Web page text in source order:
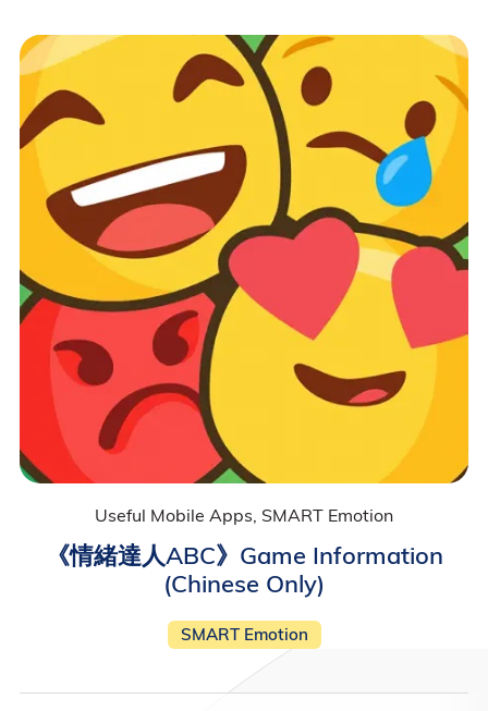
Useful Mobile Apps, SMART Emotion
《情緒達人ABC》Game Information
(Chinese Only)
SMART Emotion